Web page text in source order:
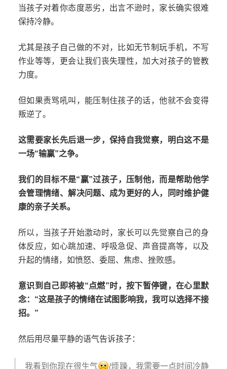
当孩子对着你态度恶劣，出言不逊时，家长确实很难
保持冷静。
尤其是孩子自己做的不对，比如无节制玩手机，不写
作业等等，更会让我们丧失理性，加大对孩子的管教
力度。
但如果责骂吼叫，能压制住孩子的话，他就不会变得
叛逆了。
这需要家长先后退一步，保持自我觉察，明白这不是
一场“输赢”之争。
我们的目标不是“赢”过孩子，压制他，而是帮助他学
会管理情绪、解决问题、成为更好的人，同时维护健
康的亲子关系。
所以，当孩子开始激动时，家长可以先觉察自己的身
体反应，如心跳加速、呼吸急促、声音提高等，以及
升起的情绪，如愤怒、委屈、焦虑、挫败感。
意识到自己即将被“点燃”时，按下暂停键，在心里默
念：“这是孩子的情绪在试图影响我，我可以选择不接
招。”
然后用尽量平静的语气告诉孩子：
我看到你现在很生气 /烦躁，我需要一点时间冷静